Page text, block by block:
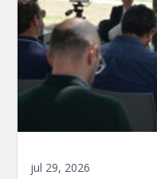
jul 29, 2026